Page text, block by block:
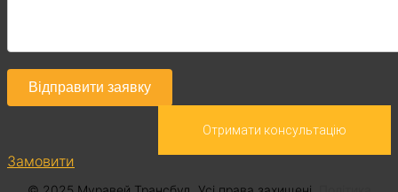
Отримати консультацію
Замовити